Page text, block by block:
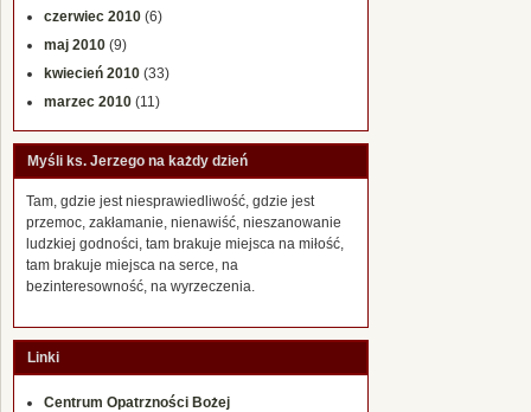
czerwiec 2010 (6)
maj 2010 (9)
kwiecień 2010 (33)
marzec 2010 (11)
Myśli ks. Jerzego na każdy dzień
Tam, gdzie jest niesprawiedliwość, gdzie jest
przemoc, zakłamanie, nienawiść, nieszanowanie
ludzkiej godności, tam brakuje miejsca na miłość,
tam brakuje miejsca na serce, na
bezinteresowność, na wyrzeczenia.
Linki
Centrum Opatrzności Bożej